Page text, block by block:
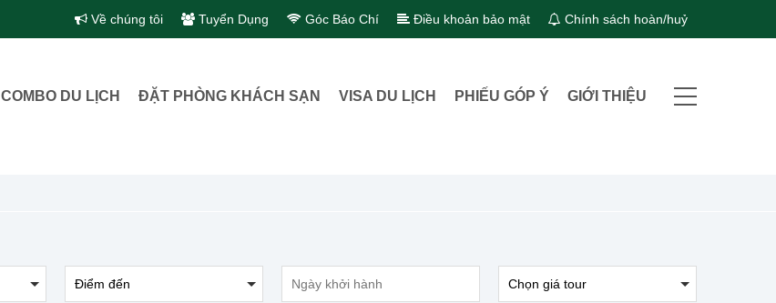
Về chúng tôi Tuyển Dụng Góc Báo Chí Điều khoản bảo mật Chính sách hoàn/huỷ
COMBO DU LỊCH ĐẶT PHÒNG KHÁCH SẠN VISA DU LỊCH PHIẾU GÓP Ý GIỚI THIỆU